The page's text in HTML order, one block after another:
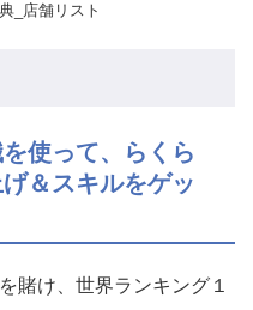
_店舗リスト
使って、らくら
＆スキルをゲッ
賭け、世界ランキング１